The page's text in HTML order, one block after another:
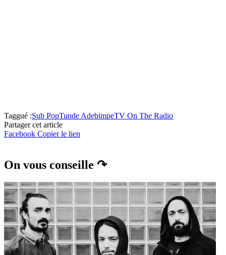
Taggué :Sub PopTunde AdebimpeTV On The Radio
Partager cet article
Facebook Copier le lien
On vous conseille ↷